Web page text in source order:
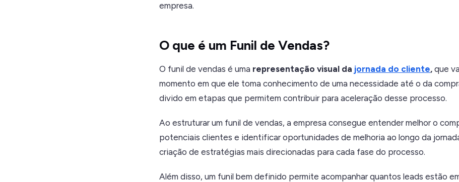
empresa.
O que é um Funil de Vendas?
O funil de vendas é uma representação visual da jornada do cliente, que
momento em que ele toma conhecimento de uma necessidade até o da
divido em etapas que permitem contribuir para aceleração desse processo.
Ao estruturar um funil de vendas, a empresa consegue entender melhor o
potenciais clientes e identificar oportunidades de melhoria ao longo da
criação de estratégias mais direcionadas para cada fase do processo.
Além disso, um funil bem definido permite acompanhar quantos leads estão